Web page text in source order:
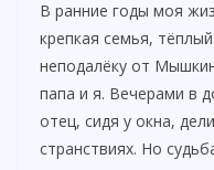
В ранние годы моя
крепкая семья,
неподалёку от
папа и я. Вечерами в
отец, сидя у окна,
странствиях. Но